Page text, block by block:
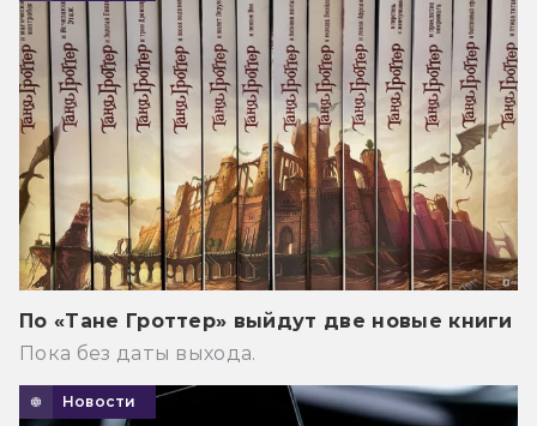
По «Тане Гроттер» выйдут две новые книги
Пока без даты выхода.
Новости